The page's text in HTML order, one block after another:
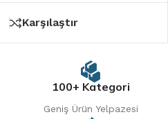
Karşılaştır
100+ Kategori
Geniş Ürün Yelpazesi